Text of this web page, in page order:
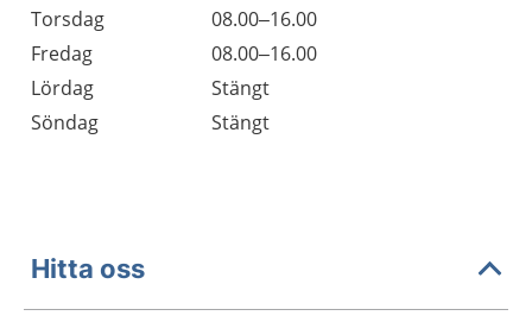
Torsdag
08.00–16.00
Fredag
08.00–16.00
Lördag
Stängt
Söndag
Stängt
Hitta oss